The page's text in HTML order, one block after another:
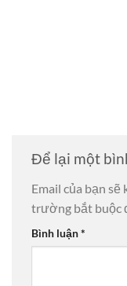
Để lại một
Email của bạn
trường bắt buộc
Bình luận*